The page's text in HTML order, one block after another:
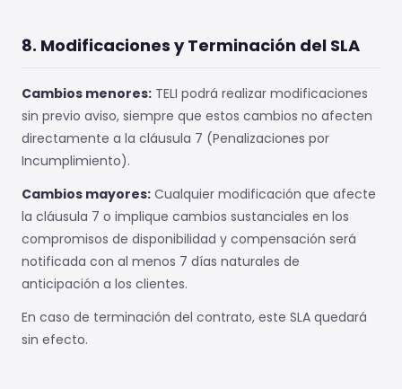
8. Modificaciones y Terminación del SLA
Cambios menores: TELI podrá realizar modificaciones
sin previo aviso, siempre que estos cambios no afecten
directamente a la cláusula 7 (Penalizaciones por
Incumplimiento).
Cambios mayores: Cualquier modificación que afecte
la cláusula 7 o implique cambios sustanciales en los
compromisos de disponibilidad y compensación será
notificada con al menos 7 días naturales de
anticipación a los clientes.
En caso de terminación del contrato, este SLA quedará
sin efecto.